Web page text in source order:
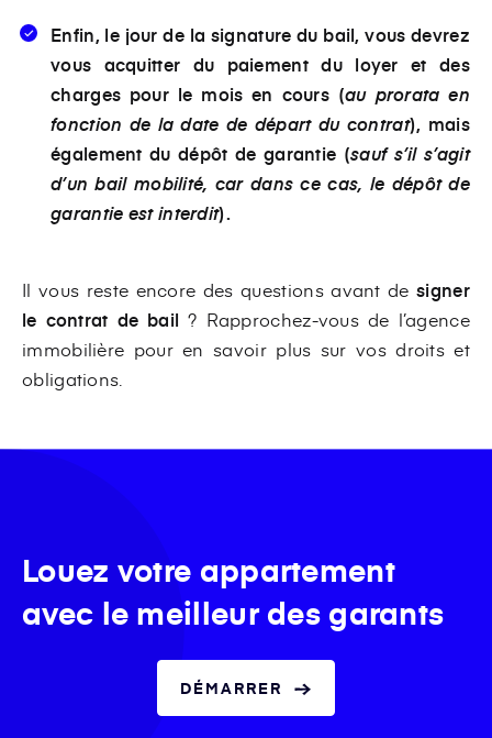
Enfin, le jour de la signature du bail, vous devrez
vous acquitter du paiement du loyer et des
charges pour le mois en cours (au prorata en
fonction de la date de départ du contrat), mais
également du dépôt de garantie (sauf s’il s’agit
d’un bail mobilité, car dans ce cas, le dépôt de
garantie est interdit).
Il vous reste encore des questions avant designer
le contrat de bail ? Rapprochez-vous de l’agence
immobilière pour en savoir plus sur vos droits et
obligations.
Louez votre appartement
avec le meilleur des garants
DÉMARRER